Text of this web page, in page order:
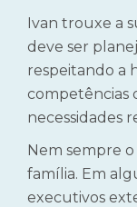
Ivan trouxe a
deve ser
respeitando a
competências
necessidades
Nem sempre
família. Em
executivos